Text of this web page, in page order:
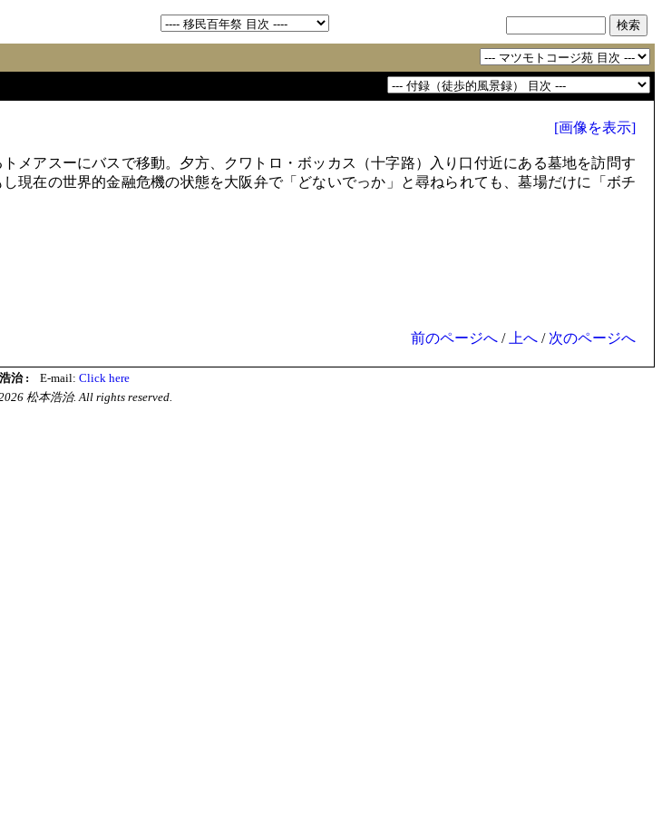
[画像を表示]
メアスーにバスで移動。夕方、クワトロ・ボッカス（十字路）入り口付近にある墓地を訪問す
現在の世界的金融危機の状態を大阪弁で「どないでっか」と尋ねられても、墓場だけに「ボチ
前のページへ / 上へ / 次のページへ
治 : E-mail: Click here
松本浩治. All rights reserved.